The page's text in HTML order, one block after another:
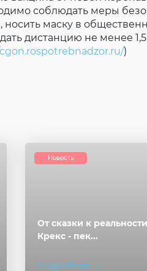
соблюдать меры
маску в
дистанцию не менее
)
От сказки к
Крекс - пек...
Подробнее
Новость